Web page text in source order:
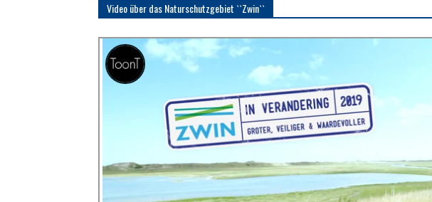
Video über das Naturschutzgebiet ``Zwin``